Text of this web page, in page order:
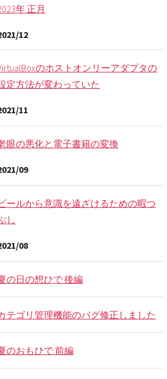
年 正月
12
のホストオンリーアダプタの
定方法が変わっていた
11
眼の悪化と電子書籍の変換
09
ールから意識を遠ざけるための暇つ
し
08
の日の想ひで 後編
テゴリ管理機能のバグ修正しました
のおもひで 前編